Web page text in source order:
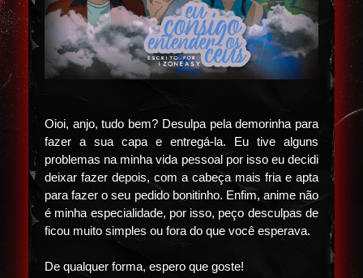
Oioi, anjo, tudo bem? Desulpa pela demorinha para
fazer a sua capa e entregá-la. Eu tive alguns
problemas na minha vida pessoal por isso eu decidi
deixar fazer depois, com a cabeça mais fria e apta
para fazer o seu pedido bonitinho. Enfim, anime não
é minha especialidade, por isso, peço desculpas de
ficou muito simples ou fora do que você esperava.
De qualquer forma, espero que goste!